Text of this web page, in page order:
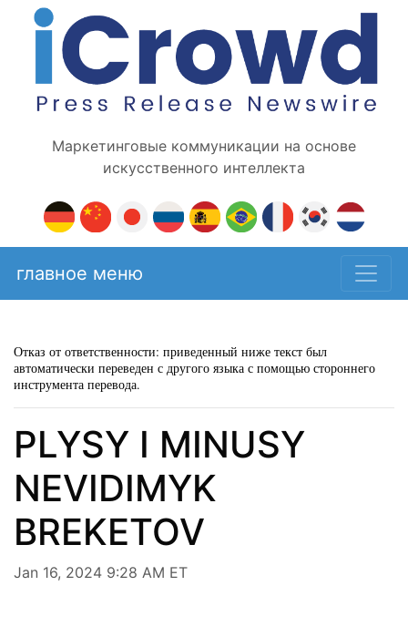
Маркетинговые коммуникации на основе
искусственного интеллекта
главное меню
Отказ от ответственности: приведенный ниже текст был
автоматически переведен с другого языка с помощью стороннего
инструмента перевода.
PLYSY I MINUSY
NEVIDIMYK
BREKETOV
Jan 16, 2024 9:28 AM ET